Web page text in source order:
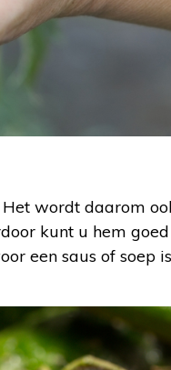
wordt daarom
kunt u hem
een saus of soep